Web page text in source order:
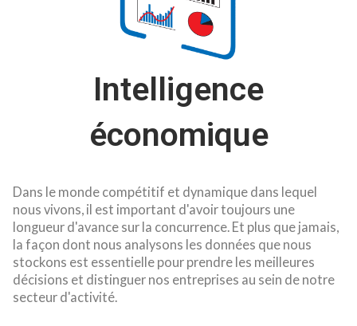
Intelligence
économique
​Dans le monde compétitif et dynamique dans lequel
nous vivons, il est important d'avoir toujours une
longueur d'avance sur la concurrence. Et plus que jamais,
la façon dont nous analysons les données que nous
stockons est essentielle pour prendre les meilleures
décisions et distinguer nos entreprises au sein de notre
secteur d'activité.